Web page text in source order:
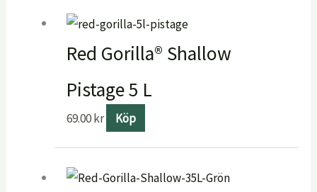
Red Gorilla® Shallow
Pistage 5 L
69.00kr Köp